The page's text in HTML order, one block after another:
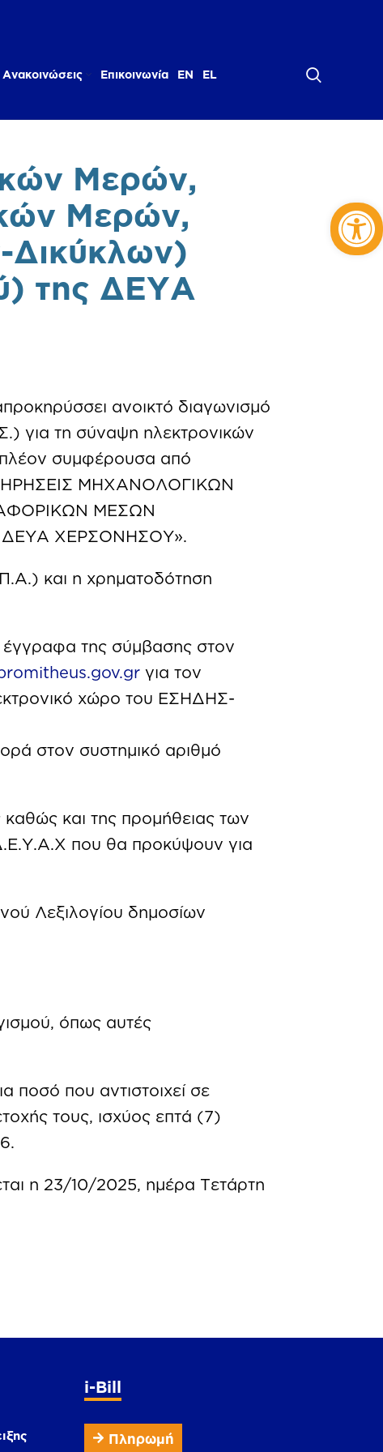
Ανακοινώσεις Επικοινωνία EN EL
Μερών,
Μερών,
της ΔΕΥΑ
ανοικτό διαγωνισμό
για τη σύναψη ηλεκτρονικών
συμφέρουσα από
ΜΗΧΑΝΟΛΟΓΙΚΩΝ
ΜΕΣΩΝ
ΧΕΡΣΟΝΗΣΟΥ».
και η χρηματοδότηση
της σύμβασης στον
για τον
χώρο του ΕΣΗΔΗΣ-
στον συστημικό αριθμό
καθώς και της προμήθειας των
που θα προκύψουν για
Λεξιλογίου δημοσίων
όπως αυτές
ποσό που αντιστοιχεί σε
τους, ισχύος επτά (7)
η 23/10/2025, ημέρα Τετάρτη
i-Bill
Πληρωμή